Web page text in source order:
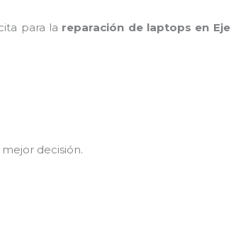
para la reparación de laptops en
mejor decisión.